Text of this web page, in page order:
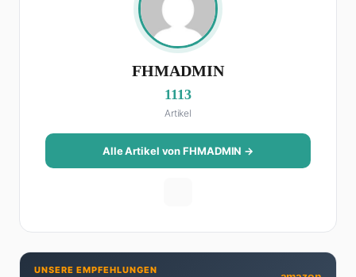
FHMADMIN
1113
Artikel
Alle Artikel von FHMADMIN →
UNSERE EMPFEHLUNGEN